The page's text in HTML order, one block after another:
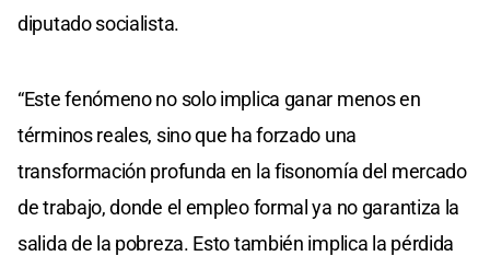
diputado socialista.
“Este fenómeno no solo implica ganar menos en
términos reales, sino que ha forzado una
transformación profunda en la fisonomía del mercado
de trabajo, donde el empleo formal ya no garantiza la
salida de la pobreza. Esto también implica la pérdida